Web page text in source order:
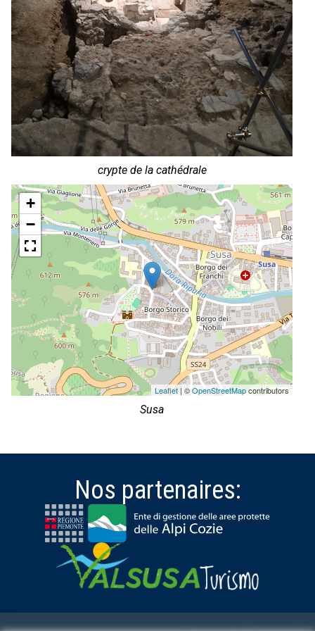
crypte de la cathédrale
+
−
Leaflet | ©OpenStreetMapcontributors
Susa
Nos partenaires: